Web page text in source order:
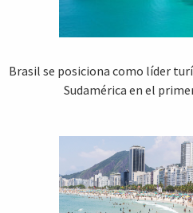
Brasil se posiciona como líder
Sudamérica en el